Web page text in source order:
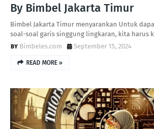
By Bimbel Jakarta Timur
Bimbel Jakarta Timur menyarankan Untuk
soal-soal garis singgung lingkaran, kita harus
Bimbeles.com
September 15, 2024
READ MORE »